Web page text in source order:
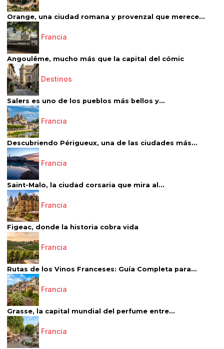
Orange, una ciudad romana y provenzal que merece...
Francia
Angoulême, mucho más que la capital del cómic
Destinos
Salers es uno de los pueblos más bellos y...
Francia
Descubriendo Périgueux, una de las ciudades más...
Francia
Saint-Malo, la ciudad corsaria que mira al...
Francia
Figeac, donde la historia cobra vida
Francia
Rutas de los Vinos Franceses: Guía Completa para...
Francia
Grasse, la capital mundial del perfume entre...
Francia